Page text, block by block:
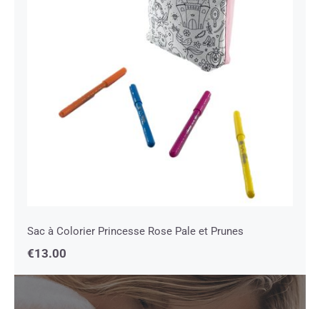
Sac à Colorier Princesse Rose Pale et
Prunes
Sac à Colorier Princesse Rose Pale et Prunes
€13.00